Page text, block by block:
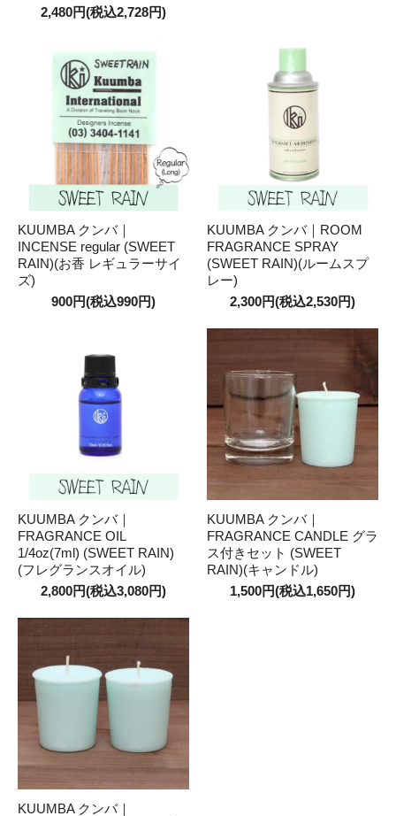
2,480円(税込2,728円)
KUUMBA クンバ｜
INCENSE regular (SWEET
RAIN)(お香 レギュラーサイ
ズ)
900円(税込990円)
KUUMBA クンバ｜ROOM
FRAGRANCE SPRAY
(SWEET RAIN)(ルームスプ
レー)
2,300円(税込2,530円)
KUUMBA クンバ｜
FRAGRANCE OIL
1/4oz(7ml) (SWEET RAIN)
(フレグランスオイル)
2,800円(税込3,080円)
KUUMBA クンバ｜
FRAGRANCE CANDLE グラ
ス付きセット (SWEET
RAIN)(キャンドル)
1,500円(税込1,650円)
KUUMBA クンバ｜